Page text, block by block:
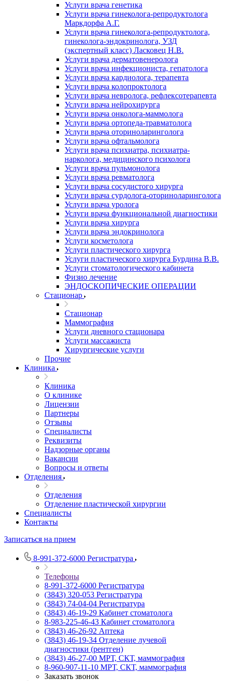
Услуги врача генетика
Услуги врача гинеколога-репродуктолога
Маркдорфа А.Г.
Услуги врача гинеколога-репродуктолога,
гинеколога-эндокринолога, УЗД
(экспертный класс) Ласковец Н.В.
Услуги врача дерматовенеролога
Услуги врача инфекциониста, гепатолога
Услуги врача кардиолога, терапевта
Услуги врача колопроктолога
Услуги врача невролога, рефлексотерапевта
Услуги врача нейрохирурга
Услуги врача онколога-маммолога
Услуги врача ортопеда-травматолога
Услуги врача оториноларинголога
Услуги врача офтальмолога
Услуги врача психиатра, психиатра-
нарколога, медицинского психолога
Услуги врача пульмонолога
Услуги врача ревматолога
Услуги врача сосудистого хирурга
Услуги врача сурдолога-оториноларинголога
Услуги врача уролога
Услуги врача функциональной диагностики
Услуги врача хирурга
Услуги врача эндокринолога
Услуги косметолога
Услуги пластического хирурга
Услуги пластического хирурга Бурдина В.В.
Услуги стоматологического кабинета
Физио лечение
ЭНДОСКОПИЧЕСКИЕ ОПЕРАЦИИ
Стационар
Стационар
Маммография
Услуги дневного стационара
Услуги массажиста
Хирургические услуги
Прочие
Клиника
Клиника
О клинике
Лицензии
Партнеры
Отзывы
Специалисты
Реквизиты
Надзорные органы
Вакансии
Вопросы и ответы
Отделения
Отделения
Отделение пластической хирургии
Специалисты
Контакты
Записаться на прием
8-991-372-6000 Регистратура
Телефоны
8-991-372-6000 Регистратура
(3843) 320-053 Регистратура
(3843) 74-04-04 Регистратура
(3843) 46-19-29 Кабинет стоматолога
8-983-225-46-43 Кабинет стоматолога
(3843) 46-26-92 Аптека
(3843) 46-19-34 Отделение лучевой
диагностики (рентген)
(3843) 46-27-00 МРТ, СКТ, маммография
8-960-907-11-10 МРТ, СКТ, маммография
Заказать звонок